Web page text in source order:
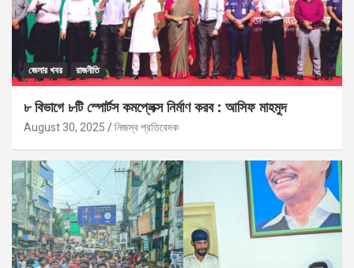
জেলার খবর রাজনীতি
৮ বিভাগে ৮টি স্পোর্টস কমপ্লেক্স নির্মাণ করব : আসিফ মাহমুদ
August 30, 2025 নিজস্ব প্রতিবেদক